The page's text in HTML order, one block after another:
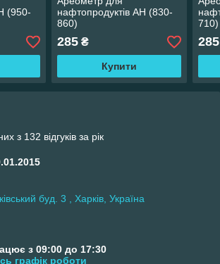
(950-
нафтопродуктів АН (830-
860)
285₴
Купити
710)
285
з 132 відгуків за рік
буд. 3 , Харків, Україна
з 09:00 до 17:30
графік роботи